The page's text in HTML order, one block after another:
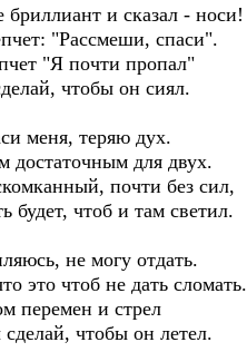
и сказал - носи!
"Рассмеши, спаси".
"Я почти пропал"
чтобы он сиял.
меня, теряю дух.
достаточным для двух.
почти без сил,
будет, чтоб и там светил.
не могу отдать.
это чтоб не дать сломать.
перемен и стрел
чтобы он летел.